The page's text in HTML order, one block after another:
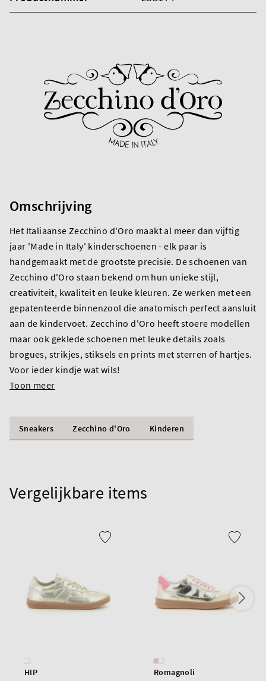
Omschrijving
Het Italiaanse Zecchino d'Oro maakt al meer dan vijftig
jaar 'Made in Italy' kinderschoenen - elk paar is
handgemaakt met de grootste precisie. De schoenen van
Zecchino d'Oro staan bekend om hun unieke stijl,
creativiteit, kwaliteit en leuke kleuren. Ze werken met een
gepatenteerde binnenzool die anatomisch perfect aansluit
aan de kindervoet. Zecchino d'Oro heeft stoere modellen
maar ook geklede schoenen met leuke details zoals
brogues, strikjes, stiksels en prints met sterren of hartjes.
Voor ieder kindje wat wils!
Toon meer
Sneakers Zecchino d'Oro Kinderen
Vergelijkbare items
HIP
Romagnoli